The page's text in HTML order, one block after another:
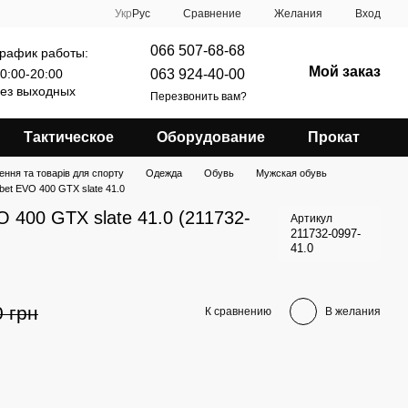
Укр Рус Сравнение Желания Вход
работы:
20:00
выходных
066 507-68-68
063 924-40-00
Перезвонить вам?
Мой заказ
Тактическое Оборудование Прокат
та товарів для спорту Одежда Обувь
Мужская обувь
EVO 400 GTX slate 41.0
400 GTX slate 41.0 (211732-
Артикул
211732-0997-
41.0
грн К сравнению В желания